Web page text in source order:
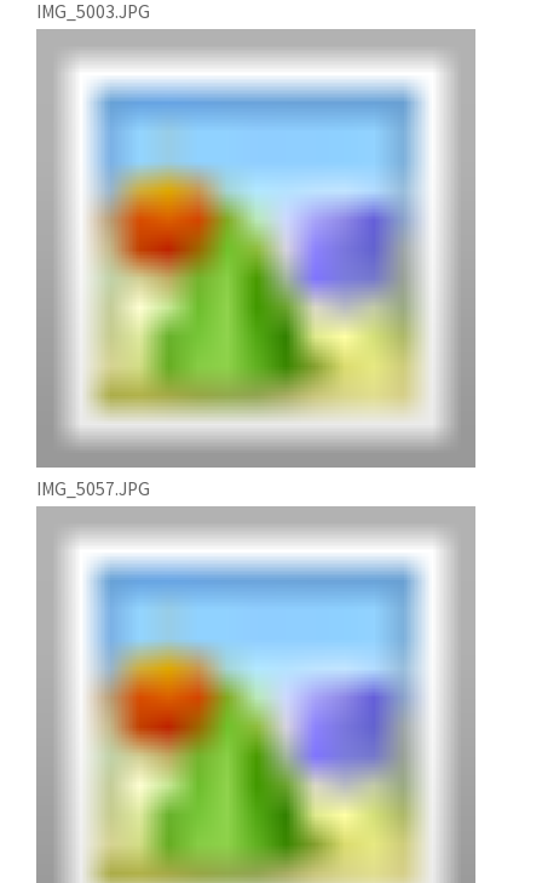
IMG_5003.JPG
IMG_5057.JPG